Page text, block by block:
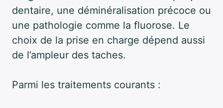
dentaire, une déminéralisation précoce ou
une pathologie comme la fluorose. Le
choix de la prise en charge dépend aussi
de l’ampleur des taches.
Parmi les traitements courants :